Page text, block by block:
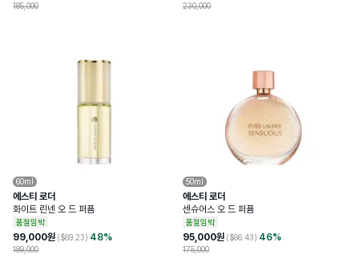
185,000 230,000
60ml
에스티 로더
화이트 린넨 오 드 퍼퓸
품절임박
99,000원 ($69.23) 48%
189,000
50ml
에스티 로더
센슈어스 오 드 퍼퓸
품절임박
95,000원 ($66.43) 46%
175,000